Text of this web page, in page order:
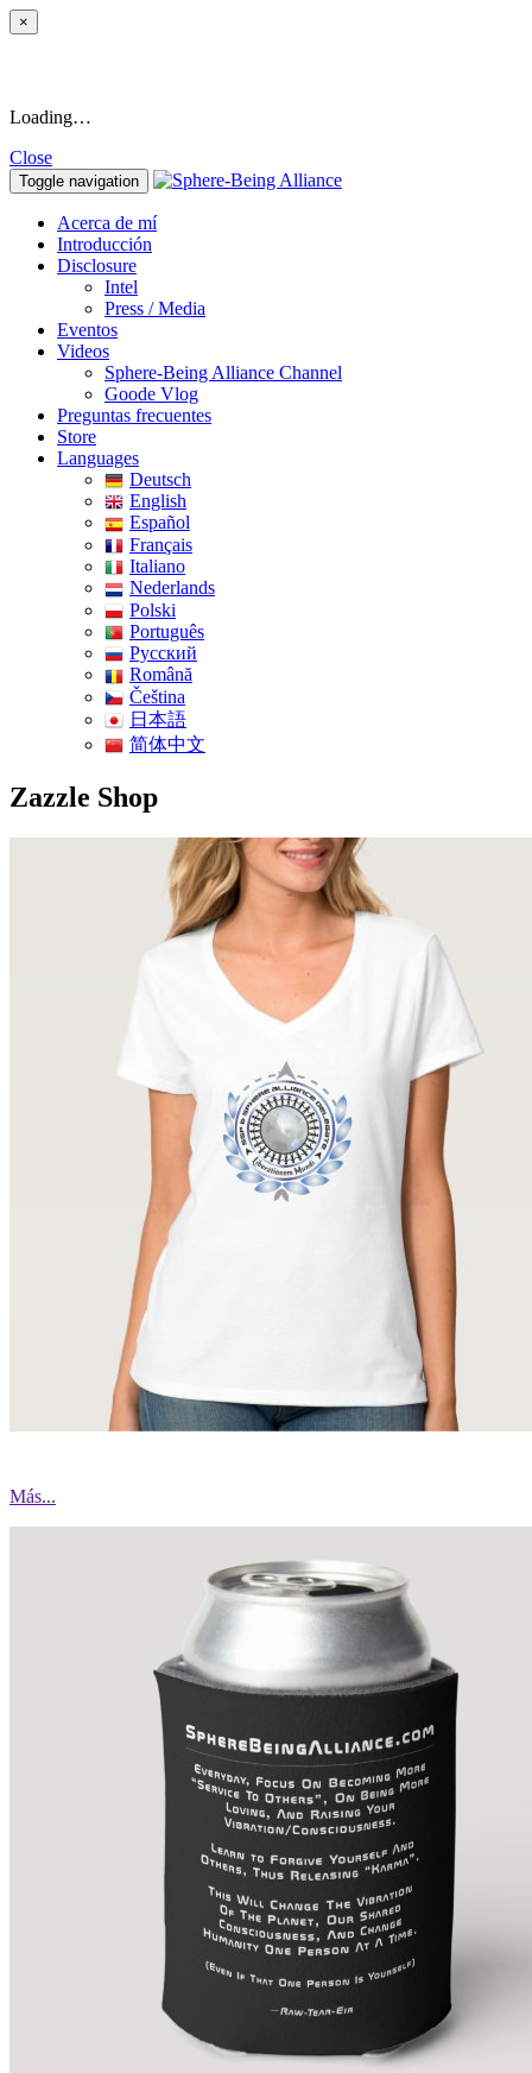
×
Loading…
Close
Toggle navigation
Acerca de mí
Introducción
Disclosure
Intel
Press / Media
Eventos
Videos
Sphere-Being Alliance Channel
Goode Vlog
Preguntas frecuentes
Store
Languages
Deutsch
English
Español
Français
Italiano
Nederlands
Polski
Português
Pусский
Română
Čeština
日本語
简体中文
Zazzle Shop
Más...